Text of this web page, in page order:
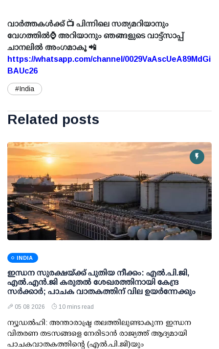
വാർത്തകൾക്ക് 📺 പിന്നിലെ സത്യമറിയാനും
വേഗത്തിൽ⌚ അറിയാനും ഞങ്ങളുടെ വാട്ട്സാപ്പ്
ചാനലിൽ അംഗമാകൂ 📲
https://whatsapp.com/channel/0029VaAscUeA89MdGi
BAUc26
#India
Related posts
INDIA
ഇന്ധന സുരക്ഷയ്ക്ക് പുതിയ നീക്കം: എല്‍.പി.ജി,
എല്‍.എന്‍.ജി കരുതല്‍ ശേഖരത്തിനായി കേന്ദ്ര
സര്‍ക്കാര്‍; പാചക വാതകത്തിന് വില ഉയര്‍ന്നേക്കും
05 08 2026 10 mins read
ന്യൂഡല്‍ഹി: അന്താരാഷ്ട്ര തലത്തിലുണ്ടാകുന്ന ഇന്ധന
വിതരണ തടസങ്ങളെ നേരിടാന്‍ രാജ്യത്ത് ആദ്യമായി
പാചകവാതകത്തിന്റെ (എല്‍.പി.ജി)യും